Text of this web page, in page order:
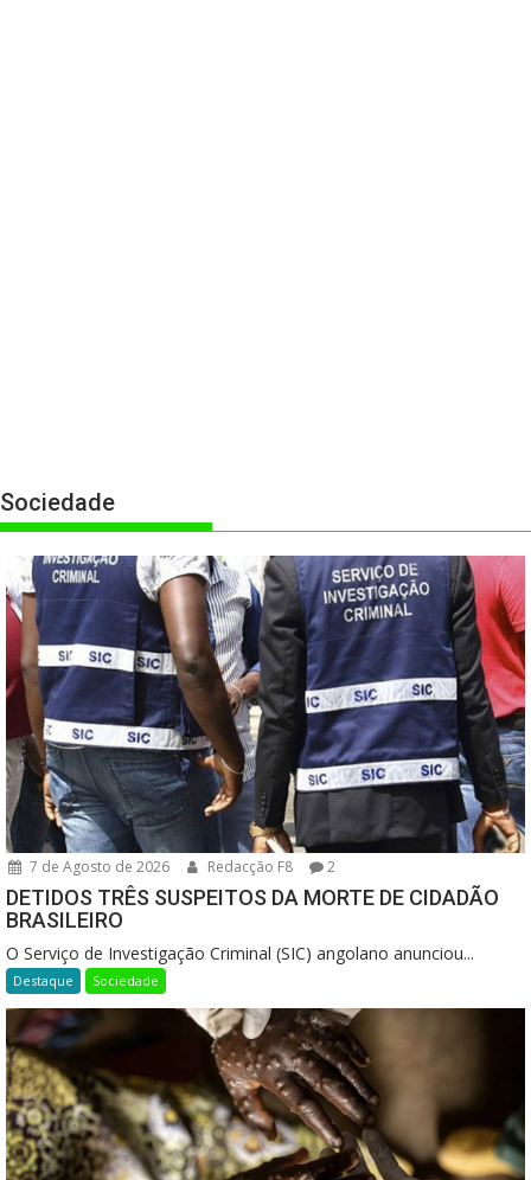
Sociedade
7 de Agosto de 2026 Redacção F8 2
DETIDOS TRÊS SUSPEITOS DA MORTE DE CIDADÃO
BRASILEIRO
O Serviço de Investigação Criminal (SIC) angolano anunciou...
Destaque Sociedade